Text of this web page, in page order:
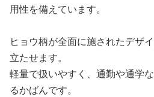
用性を備えています。
ヒョウ柄が全面に施されたデザ
立たせます。
軽量で扱いやすく、通勤や通学
るかばんです。